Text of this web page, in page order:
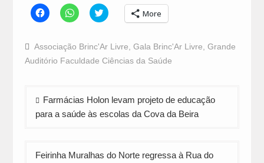
Click
to
Facebook
(Opens
in
new
Click
to
WhatsApp
(Opens
in
new
Click
to
Twitter
(Opens
in
new
More
Associação Brinc'Ar Livre Gala Brinc'Ar Livre Grande
Auditório Faculdade Ciências da Saúde
Navegação
de
Farmácias Holon levam projeto de educação
para a saúde às escolas da Cova da Beira
Feirinha Muralhas do Norte regressa à Rua do